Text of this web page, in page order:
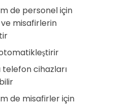
de personel için
ve misafirlerin
telefon cihazları
de misafirler için